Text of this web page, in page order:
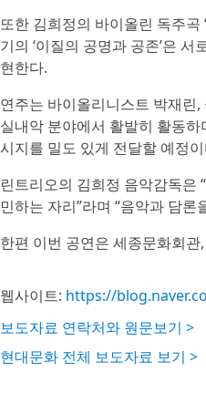
또한 김희정의 바이올린 독주
기의 ‘이질의 공명과 공존’은
현한다.
연주는 바이올리니스트 박재린
실내악 분야에서 활발히 활동
시지를 밀도 있게 전달할 예정
린트리오의 김희정 음악감독은
민하는 자리”라며 “음악과 담
한편 이번 공연은 세종문화회
웹사이트: https://
보도자료 연락처와 원문보기 >
현대문화 전체 보도자료 보기 >